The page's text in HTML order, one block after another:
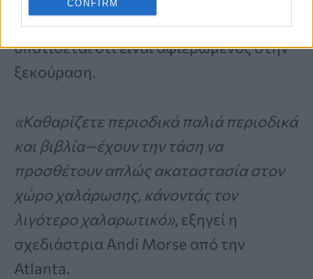
CONFIRM
βαραίνουν οπτικά έναν χώρο που
υποτίθεται ότι είναι αφιερωμένος στην
ξεκούραση.
«Καθαρίζετε περιοδικά παλιά περιοδικά
και βιβλία—έχουν την τάση να
προσθέτουν απλώς ακαταστασία στον
χώρο χαλάρωσης, κάνοντάς τον
λιγότερο χαλαρωτικό», εξηγεί η
σχεδιάστρια Andi Morse από την
Atlanta.